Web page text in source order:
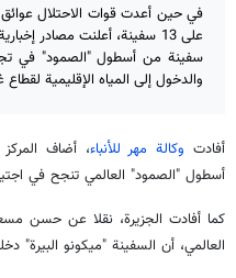
في حين أعدت قوات الاحتلال
على 13 سفينة، أعلنت مصادر
سفينة من أسطول "الصمود" في
والدخول إلى المياه الإقليمية لقطاع
أفادت وكالة مهر للأنباء، أضاف
أسطول "الصمود" العالمي تنجح في
كما أفادت الجزيرة، نقلا عن حسن
العالمي، أن السفينة "ميكونو البيرة"